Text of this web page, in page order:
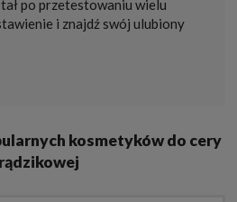
po przetestowaniu wielu
i znajdź swój ulubiony
kosmetyków do cery